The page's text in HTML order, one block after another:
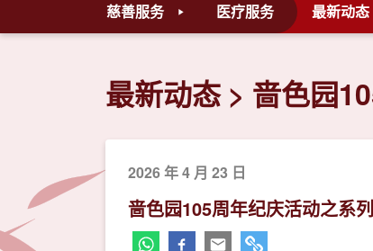
慈善服务 医疗服务 最新动态
最新动态 啬色园
2026 年 4 月 23 日
啬色园105周年纪庆活动之系